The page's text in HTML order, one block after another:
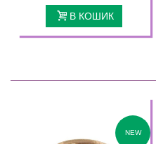
В КОШИК
NEW